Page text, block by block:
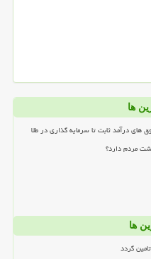
ها
های درآمد ثابت تا سرمایه گذاری در طلا
ها
گردد